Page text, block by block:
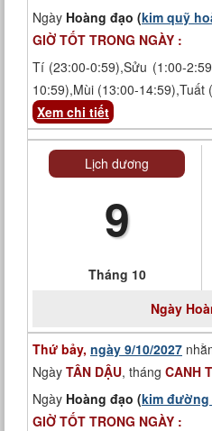
Ngày Hoàng đạo (kim quỹ
GIỜ TỐT TRONG NGÀY :
Tí (23:00-0:59),Sửu (1:00-
10:59),Mùi (13:00-14:59),Tuất
Xem chi tiết
Lịch dương
9
Tháng 10
Ngày
Thứ bảy, ngày 9/10/2027
Ngày TÂN DẬU, tháng CANH
Ngày Hoàng đạo (kim đường
GIỜ TỐT TRONG NGÀY :